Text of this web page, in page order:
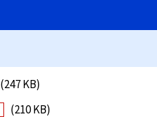
(247 KB)
(210 KB)